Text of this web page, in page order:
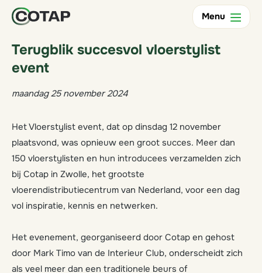
Menu
Terug
Terugblik succesvol vloerstylist
event
maandag 25 november 2024
Het Vloerstylist event, dat op dinsdag 12 november
plaatsvond, was opnieuw een groot succes. Meer dan
150 vloerstylisten en hun introducees verzamelden zich
bij Cotap in Zwolle, het grootste
vloerendistributiecentrum van Nederland, voor een dag
vol inspiratie, kennis en netwerken.
Het evenement, georganiseerd door Cotap en gehost
door Mark Timo van de Interieur Club, onderscheidt zich
als veel meer dan een traditionele beurs of